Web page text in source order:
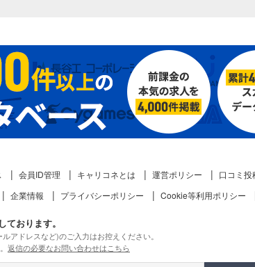
会員ID管理 キャリコネとは 運営ポリシー 口コミ投
企業情報 プライバシーポリシー Cookie等利用ポリシー
おります。
アドレスなど)のご入力はお控えください。
返信の必要なお問い合わせはこちら